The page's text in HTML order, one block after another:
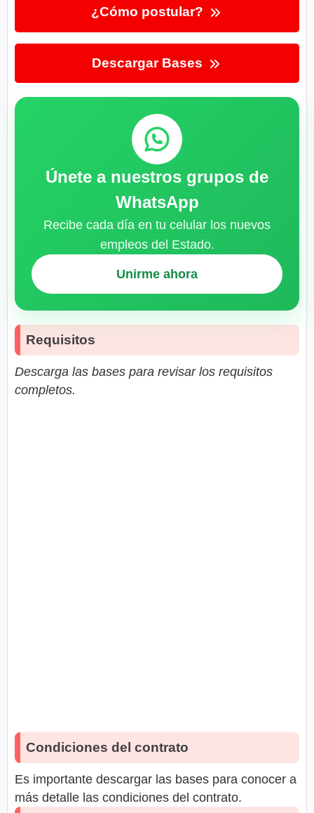
¿Cómo postular?
Descargar Bases
Únete a nuestros grupos de
WhatsApp
Recibe cada día en tu celular los nuevos
empleos del Estado.
Unirme ahora
Requisitos
Descarga las bases para revisar los requisitos
completos.
Condiciones del contrato
Es importante descargar las bases para conocer a
más detalle las condiciones del contrato.